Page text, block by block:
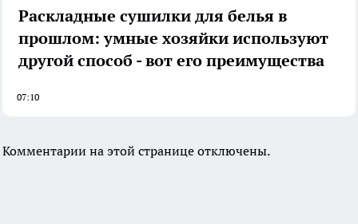
Раскладные сушилки для белья в
прошлом: умные хозяйки используют
другой способ - вот его преимущества
07:10
Комментарии на этой странице отключены.